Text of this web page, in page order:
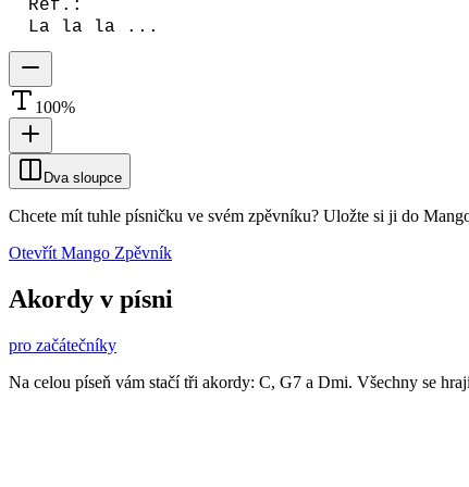
Ref.:
La la la ...
100%
Dva sloupce
Chcete mít tuhle písničku ve svém zpěvníku? Uložte si ji do
Otevřít Mango Zpěvník
Akordy v písni
pro začátečníky
Na celou píseň vám stačí tři akordy: C, G7 a Dmi. Všechny se